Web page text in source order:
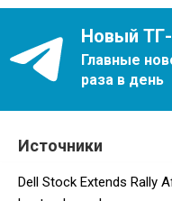
Новый
Главные
раза в день
Источники
Dell Stock Extends Rally